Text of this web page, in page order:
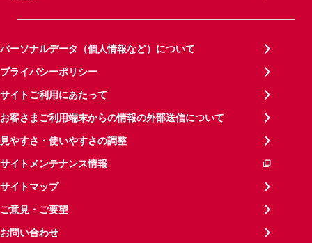
パーソナルデータ（個人情報など）について
プライバシーポリシー
サイトご利用にあたって
お客さまご利用端末からの情報の外部送信について
見やすさ・使いやすさの調整
サイトメンテナンス情報
サイトマップ
ご意見・ご要望
お問い合わせ